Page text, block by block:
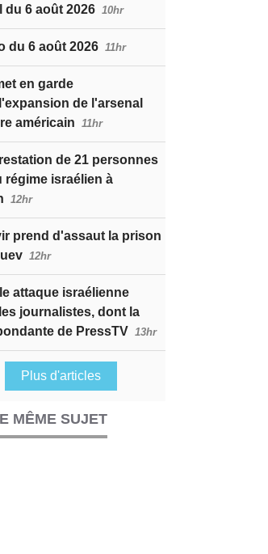
du 6 août 2026 10hr
du 6 août 2026 11hr
en garde
de l'arsenal
américain
11hr
de 21 personnes
régime israélien à
12hr
prend d'assaut la prison
12hr
attaque israélienne
journalistes, dont la
de PressTV 13hr
Plus d'articles
MÊME SUJET